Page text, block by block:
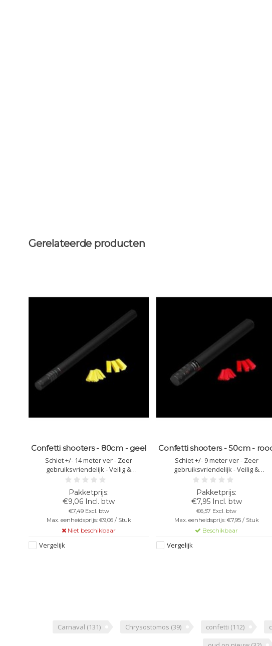
Gerelateerde producten
Confetti shooters - 80cm - geel
Schiet +/- 14 meter ver - Zeer
gebruiksvriendelijk - Veilig &
brandvertragende - Lengte van 80cm -
Kleur: gele confetti - Let op: Richt het
confetti kanon nooit op anderen!
€9,06 Incl. btw
€7,49 Excl. btw
Max. eenheidsprijs: €9,06 / Stuk
Niet beschikbaar
Vergelijk
Confetti shooters - 50cm -
Schiet +/- 9 meter ver - Zeer
gebruiksvriendelijk - Veilig &
brandvertragende - Lengte van 50cm -
Kleur: rood confetti - Let op: Richt het
confetti kanon nooit op anderen!
€7,95 Incl. btw
€6,57 Excl. btw
Max. eenheidsprijs: €7,95 / Stuk
Beschikbaar
Vergelijk
Carnaval (131) Chrysostomos (39) confetti (112)